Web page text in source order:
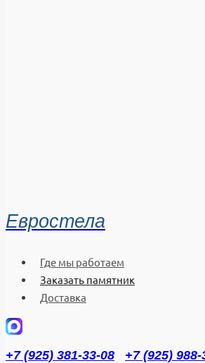
Евростела
Где мы работаем
Заказать памятник
Доставка
+7 (925) 381-33-08
+7 (925) 988-